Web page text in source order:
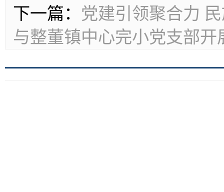
下一篇： 党建引领聚合力
与整董镇中心完小党支部开